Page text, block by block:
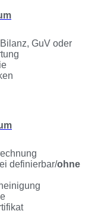
GuV oder
definierbar/ohne